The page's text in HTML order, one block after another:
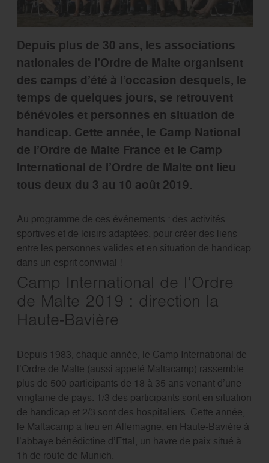
Depuis plus de 30 ans, les associations
nationales de l’Ordre de Malte organisent
des camps d’été à l’occasion desquels, le
temps de quelques jours, se retrouvent
bénévoles et personnes en situation de
handicap. Cette année, le Camp National
de l’Ordre de Malte France et le Camp
International de l’Ordre de Malte ont lieu
tous deux du 3 au 10 août 2019.
Au programme de ces événements : des activités
sportives et de loisirs adaptées, pour créer des liens
entre les personnes valides et en situation de handicap
dans un esprit convivial !
Camp International de l’Ordre
de Malte 2019 : direction la
Haute-Bavière
Depuis 1983, chaque année, le Camp International de
l’Ordre de Malte (aussi appelé Maltacamp) rassemble
plus de 500 participants de 18 à 35 ans venant d’une
vingtaine de pays. 1/3 des participants sont en situation
de handicap et 2/3 sont des hospitaliers. Cette année,
le Maltacamp a lieu en Allemagne, en Haute-Bavière à
l’abbaye bénédictine d’Ettal, un havre de paix situé à
1h de route de Munich.